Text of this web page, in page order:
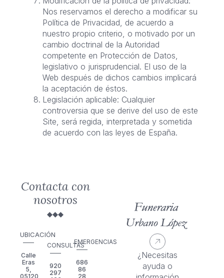
Nos reservamos el derecho a modificar su
Política de Privacidad, de acuerdo a
nuestro propio criterio, o motivado por un
cambio doctrinal de la Autoridad
competente en Protección de Datos,
legislativo o jurisprudencial. El uso de la
Web después de dichos cambios implicará
la aceptación de éstos.
Legislación aplicable: Cualquier
controversia que se derive del uso de este
Site, será regida, interpretada y sometida
de acuerdo con las leyes de España.
Contacta con
nosotros
UBICACIÓN
Calle
Eras
5,
05120
CONSULTAS
920
297
EMERGENCIAS
686
86
28
¿Necesitas
ayuda o